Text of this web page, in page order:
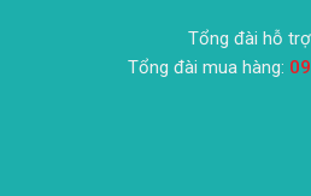
Tổng đài hỗ
Tổng đài mua hàng: